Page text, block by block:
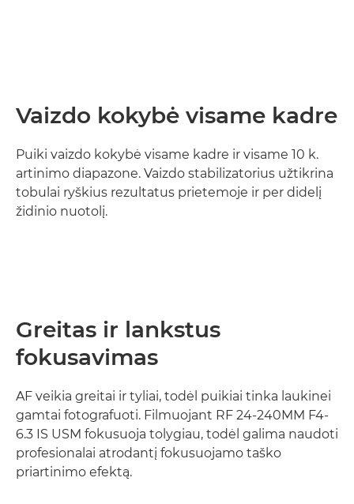
Vaizdo kokybė visame kadre
Puiki vaizdo kokybė visame kadre ir visame 10 k.
artinimo diapazone. Vaizdo stabilizatorius užtikrina
tobulai ryškius rezultatus prietemoje ir per didelį
židinio nuotolį.
Greitas ir lankstus
fokusavimas
AF veikia greitai ir tyliai, todėl puikiai tinka laukinei
gamtai fotografuoti. Filmuojant RF 24-240MM F4-
6.3 IS USM fokusuoja tolygiau, todėl galima naudoti
profesionalai atrodantį fokusuojamo taško
priartinimo efektą.